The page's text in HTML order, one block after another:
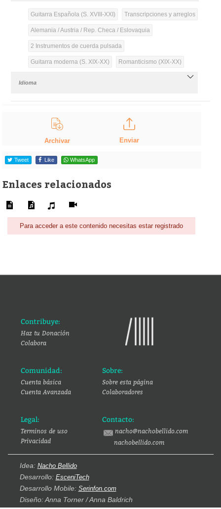
Guitarra Española (S. XVIII-XXI) Transcripciones y arreglos
Alemania / Austria / Rep. Checa / Eslovaquia
2 Instrumentos de cuerda pulsada
Guitarra moderna (S. XIX-XX) Romanticismo (XIX-XX)
Idioma
Archivar Enviar
Tweet Like WhatsApp
Enlaces relacionados
Para acceder a este contenido necesitas estar registrado
Contribuye:
Haz tu Donación
Colabora
Comunidad:
Cuenta básica
Cuenta Avanzada
Sobre:
Sobre esta página
Colaboradores
Legal:
Terminos de uso
Privacidad
Contacto:
nacho@nachobellido.com
nachobellido.com
Idea: Nacho Bellido
Desarrollo: EsceniTech
Desarrollo Mobile: Serinfon.com
Diseño: Anna Torner / Anna Baldrich